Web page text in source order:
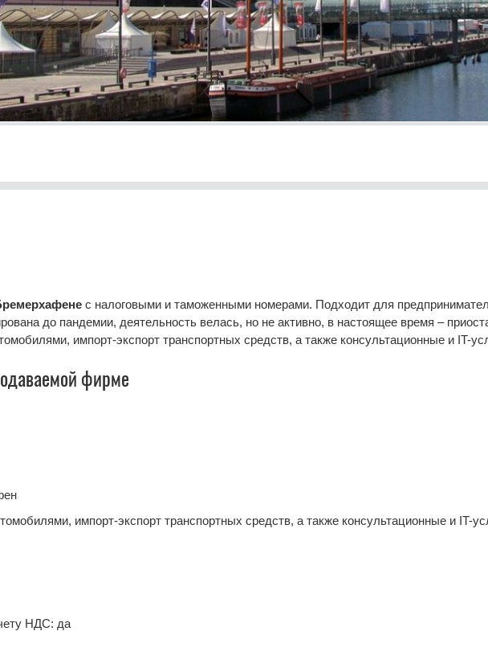
с налоговыми и таможенными номерами. Подходит для
до пандемии, деятельность велась, но не активно, в настоящее время –
импорт-экспорт транспортных средств, а также консультационные и
фирме
импорт-экспорт транспортных средств, а также консультационные и IT-
НДС: да